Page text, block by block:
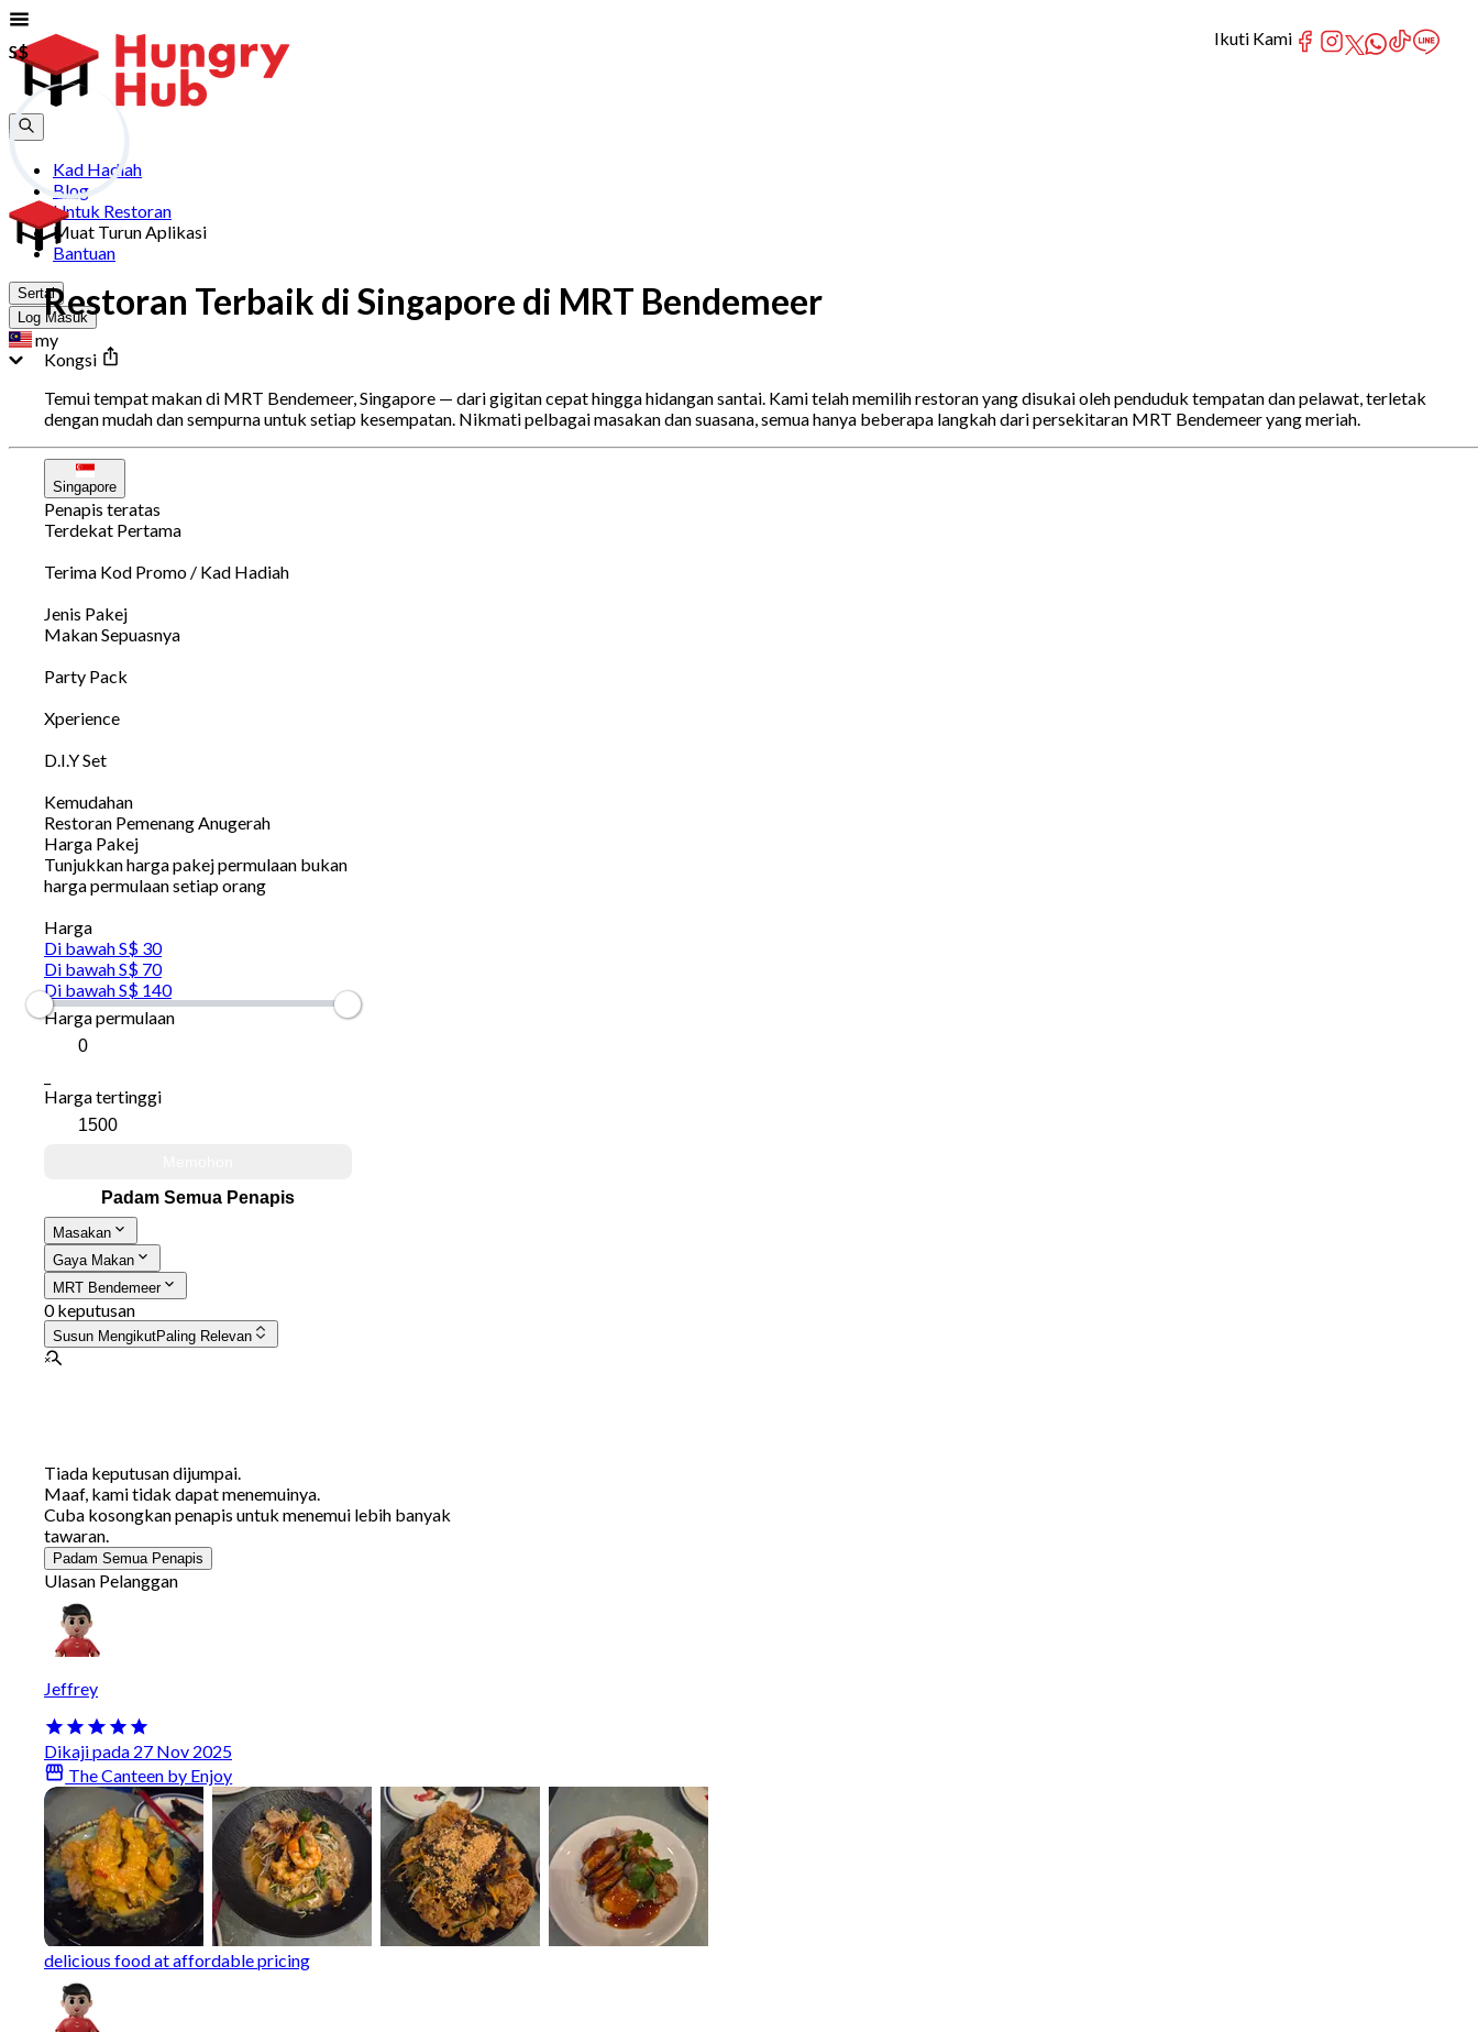
Kad Hadiah
Blog
Untuk Restoran
Muat Turun Aplikasi
Bantuan
Sertai
Log Masuk
my
Restoran Terbaik di Singapore di MRT Bendemeer
Kongsi
Temui tempat makan di MRT Bendemeer, Singapore — dari gigitan cepat hingga hidangan santai. Kami telah memilih restoran yang disukai oleh penduduk tempatan dan pelawat, terletak
dengan mudah dan sempurna untuk setiap kesempatan. Nikmati pelbagai masakan dan suasana, semua hanya beberapa langkah dari persekitaran MRT Bendemeer yang meriah.
Singapore
Penapis teratas
Terdekat Pertama
Terima Kod Promo / Kad Hadiah
Jenis Pakej
Makan Sepuasnya
Party Pack
Xperience
D.I.Y Set
Kemudahan
Restoran Pemenang Anugerah
Harga Pakej
Tunjukkan harga pakej permulaan bukan
harga permulaan setiap orang
Harga
Di bawah S$ 30
Di bawah S$ 70
Di bawah S$ 140
S$
Harga permulaan
S$
Harga tertinggi
Padam Semua Penapis
Masakan
Gaya Makan
MRT Bendemeer
0 keputusan
Susun MengikutPaling Relevan
Tiada keputusan dijumpai.
Maaf, kami tidak dapat menemuinya.
Cuba kosongkan penapis untuk menemui lebih banyak
tawaran.
Padam Semua Penapis
Ulasan Pelanggan
Jeffrey
Dikaji pada 27 Nov 2025
The Canteen by Enjoy
delicious food at affordable pricing
Ikuti Kami